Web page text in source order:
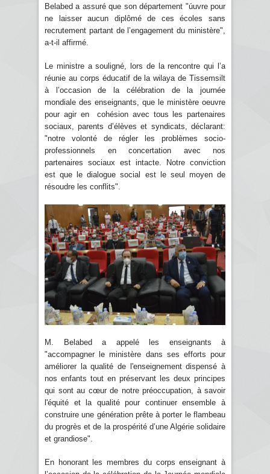
Belabed a assuré que son département "úuvre pour
ne laisser aucun diplômé de ces écoles sans
recrutement partant de l’engagement du ministère",
a-t-il affirmé.
Le ministre a souligné, lors de la rencontre qui l’a
réunie au corps éducatif de la wilaya de Tissemsilt
à l’occasion de la célébration de la journée
mondiale des enseignants, que le ministère oeuvre
pour agir en cohésion avec tous les partenaires
sociaux, parents d’élèves et syndicats, déclarant:
"notre volonté de régler les problèmes socio-
professionnels en concertation avec nos
partenaires sociaux est intacte. Notre conviction
est que le dialogue social est le seul moyen de
résoudre les conflits".
M. Belabed a appelé les enseignants à
"accompagner le ministère dans ses efforts pour
améliorer la qualité de l'enseignement dispensé à
nos enfants tout en préservant les deux principes
qui sont au cœur de notre préoccupation, à savoir
l'équité et la qualité pour continuer ensemble à
construire une génération prête à porter le flambeau
du progrès et de la prospérité d’une Algérie solidaire
et grandiose".
En honorant les membres du corps enseignant à